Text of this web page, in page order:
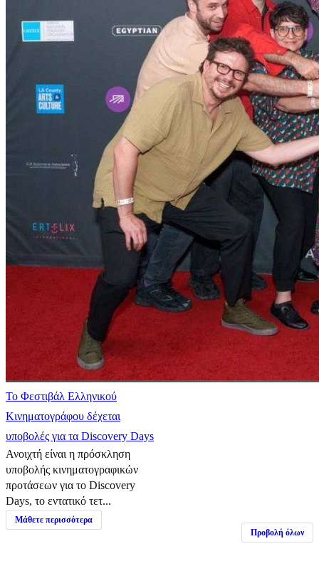
Το Φεστιβάλ Ελληνικού
Κινηματογράφου δέχεται
υποβολές για τα Discovery Days
Ανοιχτή είναι η πρόσκληση
υποβολής κινηματογραφικών
προτάσεων για το Discovery
Days, το εντατικό τετ...
Μάθετε περισσότερα
Προβολή όλων